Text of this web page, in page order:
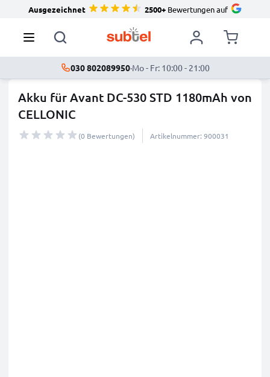
Ausgezeichnet 2500+Bewertungen auf
030 802089950·Mo - Fr: 10:00 - 21:00
Akku für Avant DC-530 STD 1180mAh von
CELLONIC
(0 Bewertungen) Artikelnummer: 900031